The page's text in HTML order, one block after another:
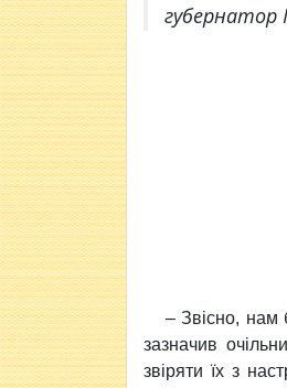
– Звісно, нам
зазначив
звіряти їх з